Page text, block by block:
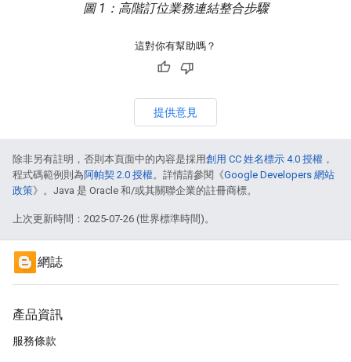
圖 1：高階訂位業務連結整合步驟
這對你有幫助嗎？
提供意見
除非另有註明，否則本頁面中的內容是採用創用 CC 姓名標示 4.0 授權 ，
程式碼範例則為阿帕契 2.0 授權。詳情請參閱《Google Developers 網站
政策》。Java 是 Oracle 和/或其關聯企業的註冊商標。
上次更新時間：2025-07-26 (世界標準時間)。
網誌
產品資訊
服務條款